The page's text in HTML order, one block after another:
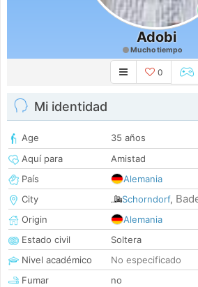
Adobi
Mucho tiempo
0
Mi identidad
Age
35 años
Aquí para
Amistad
País
Alemania
City
Schorndorf,
Origin
Alemania
Estado civil
Soltera
Nivel académico
No especificado
Fumar
no